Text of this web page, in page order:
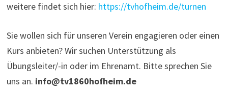
weitere findet sich hier: https://tvhofheim.de/turnen
Sie wollen sich für unseren Verein engagieren oder einen
Kurs anbieten? Wir suchen Unterstützung als
Übungsleiter/-in oder im Ehrenamt. Bitte sprechen Sie
uns an. info@tv1860hofheim.de